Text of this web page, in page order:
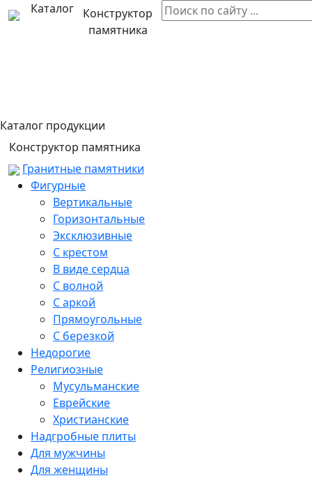
Каталог
Конструктор
памятника
Каталог продукции
Конструктор памятника
Гранитные памятники
Фигурные
Вертикальные
Горизонтальные
Эксклюзивные
С крестом
В виде сердца
С волной
С аркой
Прямоугольные
С березкой
Недорогие
Религиозные
Мусульманские
Еврейские
Христианские
Надгробные плиты
Для мужчины
Для женщины